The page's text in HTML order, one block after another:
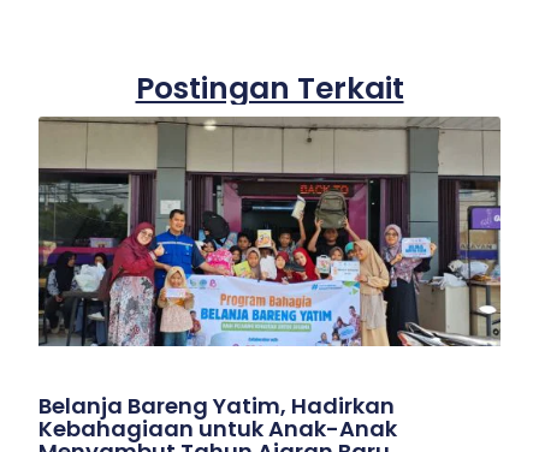
Postingan Terkait
Belanja Bareng Yatim, Hadirkan
Kebahagiaan untuk Anak-Anak